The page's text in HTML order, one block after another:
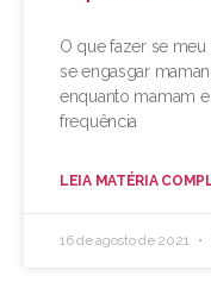
O que fazer se
se engasgar
enquanto mamam
frequência
LEIA MATÉRIA
16 de agosto de 2021